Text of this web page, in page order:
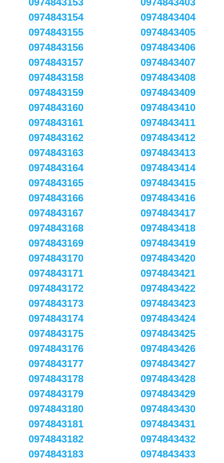
0974843154
0974843155
0974843156
0974843157
0974843158
0974843159
0974843160
0974843161
0974843162
0974843163
0974843164
0974843165
0974843166
0974843167
0974843168
0974843169
0974843170
0974843171
0974843172
0974843173
0974843174
0974843175
0974843176
0974843177
0974843178
0974843179
0974843180
0974843181
0974843182
0974843183
0974843404
0974843405
0974843406
0974843407
0974843408
0974843409
0974843410
0974843411
0974843412
0974843413
0974843414
0974843415
0974843416
0974843417
0974843418
0974843419
0974843420
0974843421
0974843422
0974843423
0974843424
0974843425
0974843426
0974843427
0974843428
0974843429
0974843430
0974843431
0974843432
0974843433